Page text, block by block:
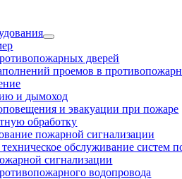
дверей
проемов в
и дымоход
и эвакуации при пожаре
обработку
пожарной сигнализации
обслуживание систем
сигнализации
водопровода